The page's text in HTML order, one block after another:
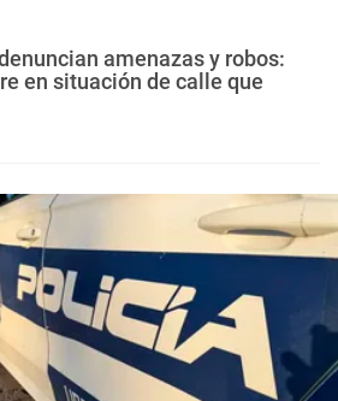
amenazas y robos:
en situación de calle que